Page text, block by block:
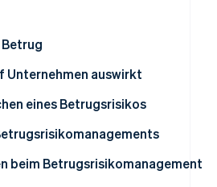
Unternehmen auswirkt
eines Betrugsrisikos
beim Betrugsrisikomanagement